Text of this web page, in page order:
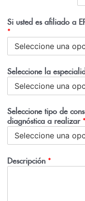
Si usted es afiliado a
*
Seleccione la
Seleccione tipo de
diagnóstica a realizar *
Descripción *